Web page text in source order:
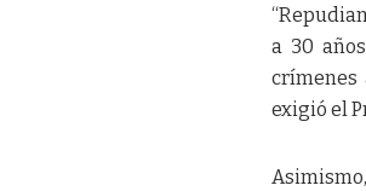
a 30
crímenes
exigió el